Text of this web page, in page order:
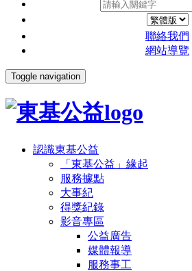
聯絡我們
網站導覽
Toggle navigation
認識東基公益
「東基公益」緣起
服務據點
大事紀
得獎紀錄
影音專區
公益廣告
媒體報導
服務事工